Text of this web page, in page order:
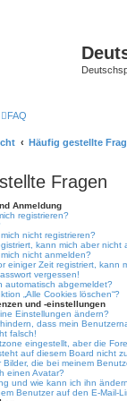
FAQ
Häufig gestellte
Fragen
Anmeldung
registrieren?
nicht registrieren?
kann mich aber nicht
nicht anmelden?
einiger Zeit registriert, kann
vergessen!
automatisch abgemeldet?
„Alle Cookies löschen“?
und -einstellungen
Einstellungen ändern?
dass mein
falsch!
eingestellt, aber die
auf diesem Board nicht
Bilder, die bei meinem
einen Avatar?
und wie kann ich ihn
Benutzer auf den E-Mail-